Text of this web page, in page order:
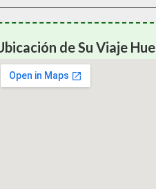
de Su Viaje